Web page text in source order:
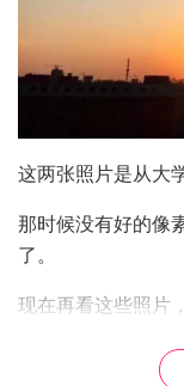
这两张照片是从大
那时候没有好的像
了。
现在再看这些照片